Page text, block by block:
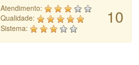
10
Atendimento:
Qualidade:
Sistema: